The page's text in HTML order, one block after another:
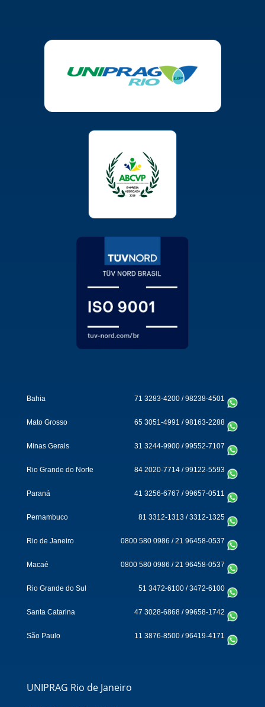
Bahia 71 3283-4200 /98238-4501
Mato Grosso 65 3051-4991 /98163-2288
Minas Gerais 31 3244-9900 /99552-7107
Rio Grande do Norte 84 2020-7714 /99122-5593
Paraná 41 3256-6767 /99657-0511
Pernambuco 81 3312-1313 /3312-1325
Rio de Janeiro 0800 580 0986 /21 96458-0537
Macaé 0800 580 0986 /21 96458-0537
Rio Grande do Sul 51 3472-6100 /3472-6100
Santa Catarina 47 3028-6868 /99658-1742
São Paulo 11 3876-8500 /96419-4171
UNIPRAG Rio de Janeiro